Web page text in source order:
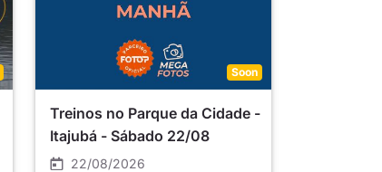
Soon
Treinos no Parque da Cidade -
Itajubá - Sábado 22/08
22/08/2026